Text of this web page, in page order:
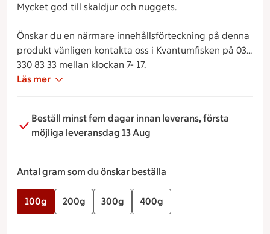
Mycket god till skaldjur och nuggets.
Önskar du en närmare innehållsförteckning på denna
produkt vänligen kontakta oss i Kvantumfisken på 036
330 83 33 mellan klockan 7- 17.
Läs mer
Beställ minst fem dagar innan leverans, första
möjliga leveransdag 13 Aug
Antal gram som du önskar beställa
100g 200g 300g 400g